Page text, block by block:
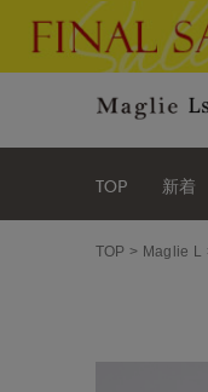
TOP 新着
TOP Maglie L